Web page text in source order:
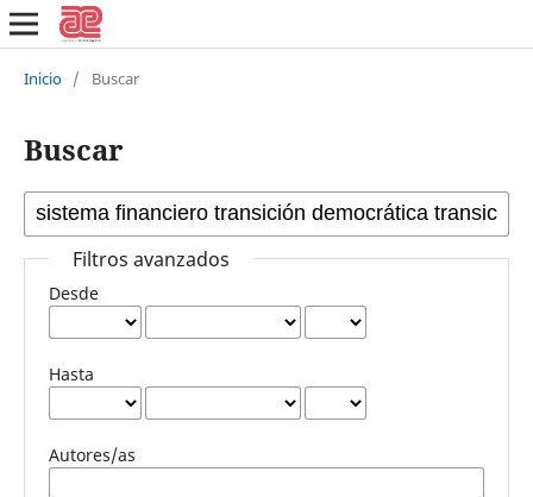
Inicio / Buscar
Buscar
Filtros avanzados
Desde
Hasta
Autores/as